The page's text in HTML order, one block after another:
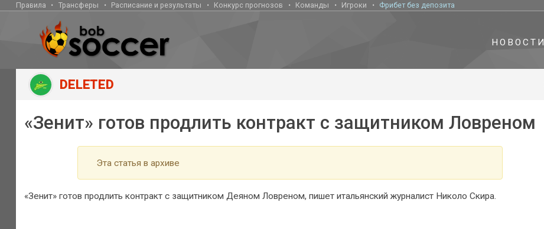
Правила Трансферы Расписание и результаты Конкурс прогнозов Команды Игроки Фрибет без депозита
НОВОСТИ
DELETED
«Зенит» готов продлить контракт с защитником Ловреном
Эта статья в архиве
«Зенит» готов продлить контракт с защитником Деяном Ловреном, пишет итальянский журналист Николо Скира.